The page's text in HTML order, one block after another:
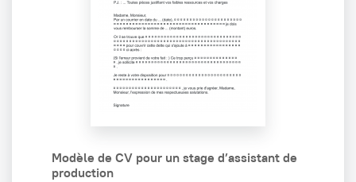
Modèle de CV pour un stage d’assistant de
production